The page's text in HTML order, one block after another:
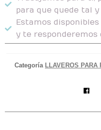
para que quede tal
Estamos
y te responderemos
Categoría LLAVEROS PARA